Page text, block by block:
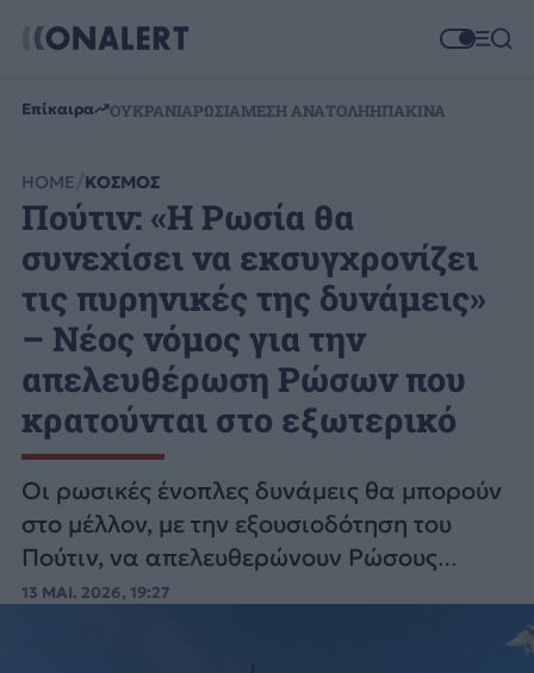
Επίκαιρα ΟΥΚΡΑΝΙΑΡΩΣΙΑΜΕΣΗ ΑΝΑΤΟΛΗΗΠΑΚΙΝΑ
HOME ΚΟΣΜΟΣ
Πούτιν: «Η Ρωσία θα
συνεχίσει να εκσυγχρονίζει
τις πυρηνικές της δυνάμεις»
– Νέος νόμος για την
απελευθέρωση Ρώσων που
κρατούνται στο εξωτερικό
Οι ρωσικές ένοπλες δυνάμεις θα μπορούν
στο μέλλον, με την εξουσιοδότηση του
Πούτιν, να απελευθερώνουν Ρώσους
πολίτες που κρατούνται στο εξωτερικό.
13 ΜΑΙ. 2026, 19:27